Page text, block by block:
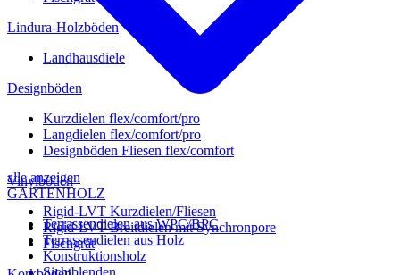
alle anzeigen
GARTENHOLZ
Terrassendielen aus WPC/BPC
Terrassendielen aus Holz
Konstruktionsholz
Sichtblenden
Lindura-Holzböden
Landhausdiele
Designböden
Kurzdielen flex/comfort/pro
Langdielen flex/comfort/pro
Designböden Fliesen flex/comfort
Vinylböden
Rigid-LVT Kurzdielen/Fliesen
Rigid-LVT Breitdielen mit Synchronpore
Fischgrät